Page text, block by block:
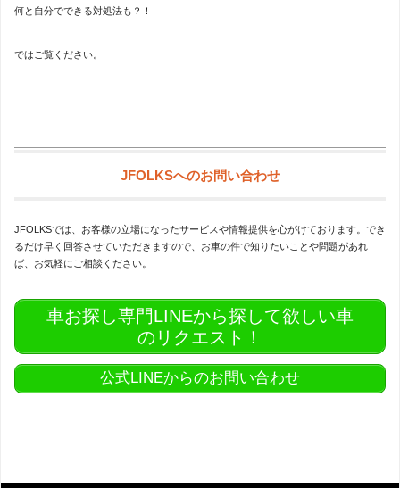
何と自分でできる対処法も？！
ではご覧ください。
JFOLKSへのお問い合わせ
JFOLKSでは、お客様の立場になったサービスや情報提供を心がけております。でき
るだけ早く回答させていただきますので、お車の件で知りたいことや問題があれ
ば、お気軽にご相談ください。
車お探し専門LINEから探して欲しい車
のリクエスト！
公式LINEからのお問い合わせ